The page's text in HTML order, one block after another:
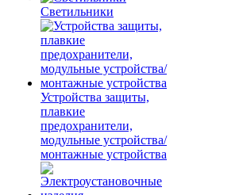
Светильники
Устройства защиты,
плавкие
предохранители,
модульные устройства/
монтажные устройства